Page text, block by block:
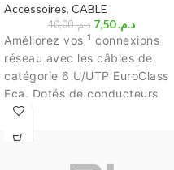
Accessoires, CABLE
د.م.10,00 د.م.7,50
Améliorez vos 1 connexions
réseau avec les câbles de
catégorie 6 U/UTP EuroClass
Eca. Dotés de conducteurs
solides de calibre 24 AWG,
rapide et fiable. Leur